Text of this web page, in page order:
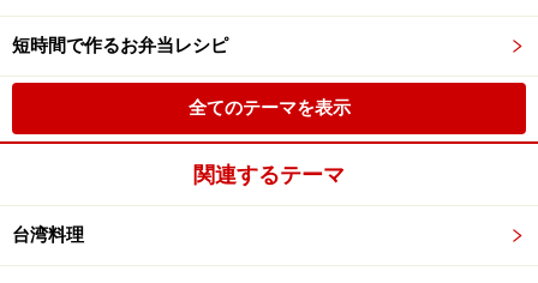
短時間で作るお弁当レシピ
全てのテーマを表示
関連するテーマ
台湾料理